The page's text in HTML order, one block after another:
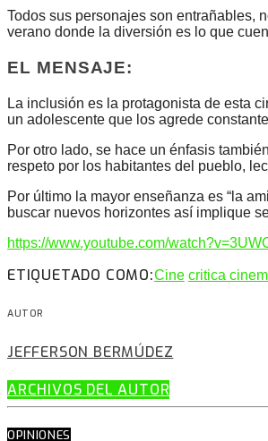
Todos sus personajes son entrañables,
verano donde la diversión es lo que
EL MENSAJE:
La inclusión es la protagonista de esta
un adolescente que los agrede
Por otro lado, se hace un énfasis
respeto por los habitantes del pueblo,
Por último la mayor enseñanza es “la
buscar nuevos horizontes así implique
https://www.youtube.com/
ETIQUETADO COMO:Cine critica
AUTOR
JEFFERSON BERMÚDEZ
ARCHIVOS DEL AUTOR
OPINIONES